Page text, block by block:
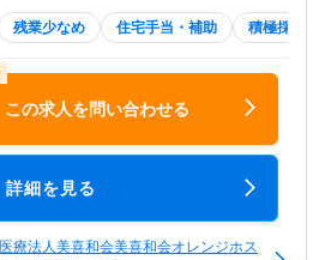
残業少なめ 住宅手当・補助 積極採用中
この求人を問い合わせる
詳細を見る
医療法人美喜和会美喜和会オレンジホス